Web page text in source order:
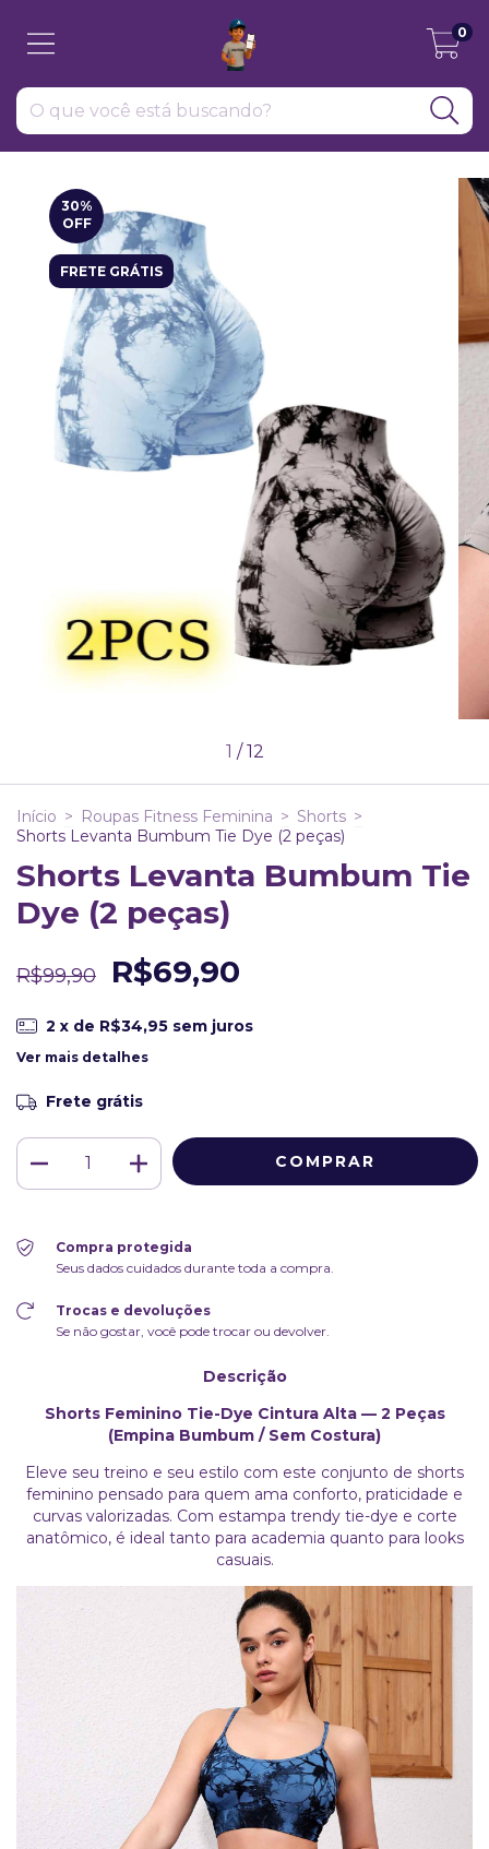
0
30%
OFF
FRETE GRÁTIS
1 /12
Início > Roupas Fitness Feminina > Shorts >
Shorts Levanta Bumbum Tie Dye (2 peças)
Shorts Levanta Bumbum Tie
Dye (2 peças)
R$99,90 R$69,90
2 x de R$34,95 sem juros
Ver mais detalhes
Frete grátis
Compra protegida
Seus dados cuidados durante toda a compra.
Trocas e devoluções
Se não gostar, você pode trocar ou devolver.
Descrição
Shorts Feminino Tie-Dye Cintura Alta — 2 Peças
(Empina Bumbum / Sem Costura)
Eleve seu treino e seu estilo com este conjunto de shorts
feminino pensado para quem ama conforto, praticidade e
curvas valorizadas. Com estampa trendy tie-dye e corte
anatômico, é ideal tanto para academia quanto para looks
casuais.